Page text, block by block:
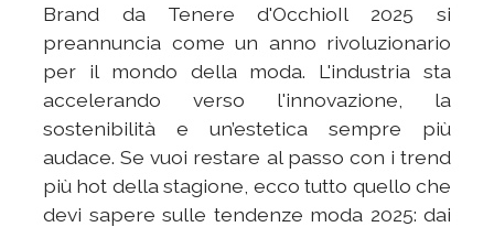
Brand da Tenere d'OcchioIl 2025 si
preannuncia come un anno rivoluzionario
per il mondo della moda. L'industria sta
accelerando verso l'innovazione, la
sostenibilità e un’estetica sempre più
audace. Se vuoi restare al passo con i trend
più hot della stagione, ecco tutto quello che
devi sapere sulle tendenze moda 2025: dai